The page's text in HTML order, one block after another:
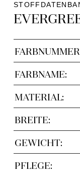
FARBNAME:
MATERIAL:
BREITE:
GEWICHT:
PFLEGE: